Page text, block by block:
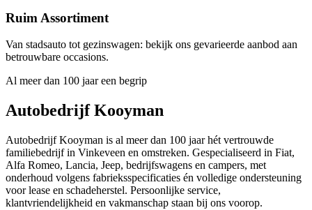
Ruim Assortiment
Van stadsauto tot gezinswagen: bekijk ons gevarieerde aanbod aan
betrouwbare occasions.
Al meer dan 100 jaar een begrip
Autobedrijf Kooyman
Autobedrijf Kooyman is al meer dan 100 jaar hét vertrouwde
familiebedrijf in Vinkeveen en omstreken. Gespecialiseerd in Fiat,
Alfa Romeo, Lancia, Jeep, bedrijfswagens en campers, met
onderhoud volgens fabrieksspecificaties én volledige ondersteuning
voor lease en schadeherstel. Persoonlijke service,
klantvriendelijkheid en vakmanschap staan bij ons voorop.